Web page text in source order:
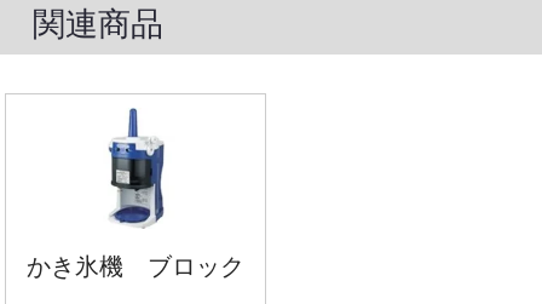
関連商品
かき氷機 ブロック